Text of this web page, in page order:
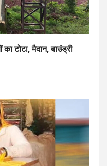
का टोटा, मैदान, बाउंड्री